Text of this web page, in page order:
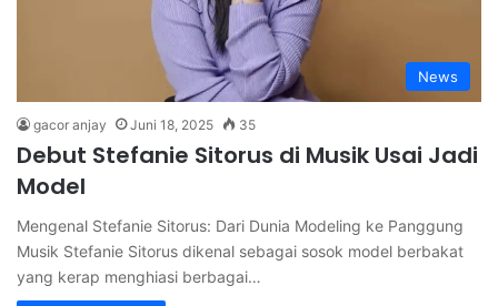
News
gacor anjay Juni 18, 2025 35
Debut Stefanie Sitorus di Musik Usai Jadi
Model
Mengenal Stefanie Sitorus: Dari Dunia Modeling ke Panggung
Musik Stefanie Sitorus dikenal sebagai sosok model berbakat
yang kerap menghiasi berbagai…